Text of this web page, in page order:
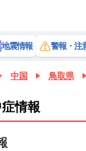
地震情報 警報・注
中国 鳥取県
情報